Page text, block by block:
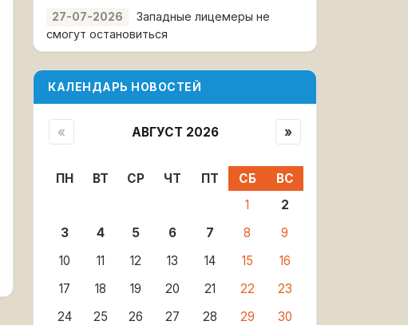
27-07-2026
Западные лицемеры не
смогут остановиться
КАЛЕНДАРЬ НОВОСТЕЙ
« АВГУСТ 2026 »
ПН ВТ СР ЧТ ПТ СБ
ВС
1
2
3
4 5 6 7 8
9
10
11 12 13 14 15
16
17
18 19 20 21 22
23
24
25 26 27 28 29
30